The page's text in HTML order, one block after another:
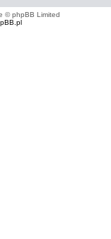
© phpBB Limited